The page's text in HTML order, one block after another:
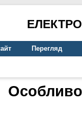
Перегляд